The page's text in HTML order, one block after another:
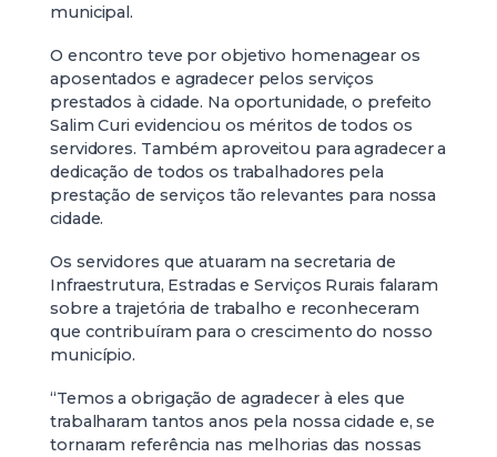
municipal.
O encontro teve por objetivo homenagear os
aposentados e agradecer pelos serviços
prestados à cidade. Na oportunidade, o prefeito
Salim Curi evidenciou os méritos de todos os
servidores. Também aproveitou para agradecer a
dedicação de todos os trabalhadores pela
prestação de serviços tão relevantes para nossa
cidade.
Os servidores que atuaram na secretaria de
Infraestrutura, Estradas e Serviços Rurais falaram
sobre a trajetória de trabalho e reconheceram
que contribuíram para o crescimento do nosso
município.
“Temos a obrigação de agradecer à eles que
trabalharam tantos anos pela nossa cidade e, se
tornaram referência nas melhorias das nossas